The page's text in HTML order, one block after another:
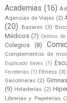
Academias (16)
Agencias de Viajes (2)
(20)
Bazares (3)
Médicos (7) Centros de
Colegios (8)
Complementos de
Duplicado llaves (1)
Ferreterías (1) Fitness (3)
Gasolineras (2)
(9) Heladerías (2)
Librerías y Papelerías